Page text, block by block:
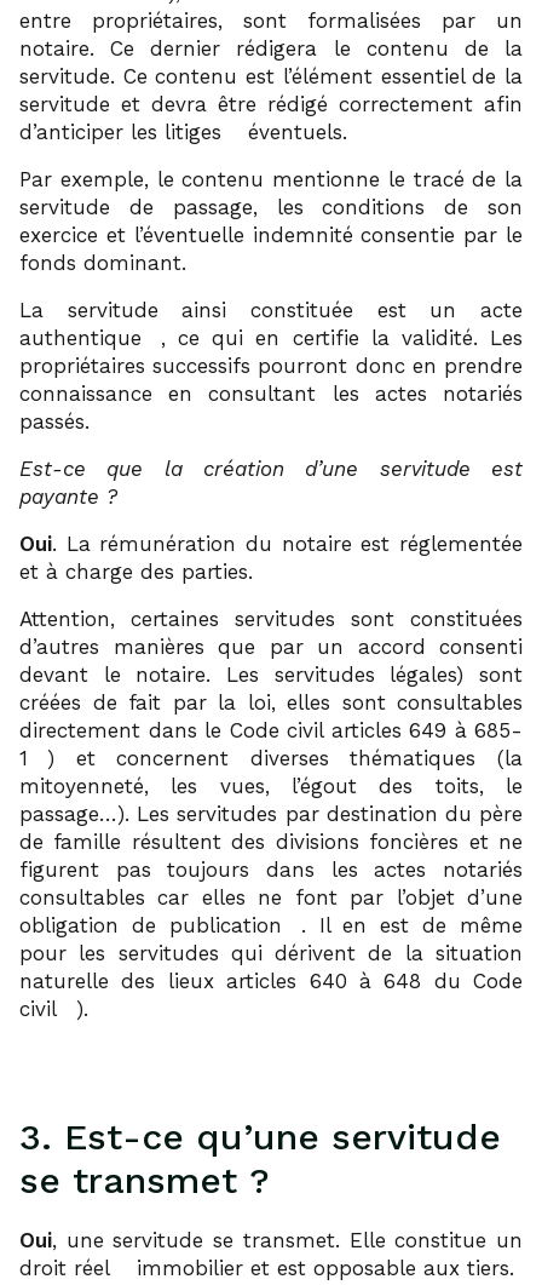
entre propriétaires, sont formalisées par un
notaire. Ce dernier rédigera le contenu de la
servitude. Ce contenu est l’élément essentiel de la
servitude et devra être rédigé correctement afin
d’anticiper les litiges
éventuels.
Par exemple, le contenu mentionne le tracé de la
servitude de passage, les conditions de son
exercice et l’éventuelle indemnité consentie par le
fonds dominant.
La servitude ainsi constituée est un acte
authentique
, ce qui en certifie la validité. Les
propriétaires successifs pourront donc en prendre
connaissance en consultant les actes notariés
passés.
Est-ce que la création d’une servitude est
payante ?
Oui. La rémunération du notaire est réglementée
et à charge des parties.
Attention, certaines servitudes sont constituées
d’autres manières que par un accord consenti
devant le notaire. Les servitudes légales) sont
créées de fait par la loi, elles sont consultables
directement dans le Code civil articles 649 à 685-
1
) et concernent diverses thématiques (la
mitoyenneté, les vues, l’égout des toits, le
passage…). Les servitudes par destination du père
de famille résultent des divisions foncières et ne
figurent pas toujours dans les actes notariés
consultables car elles ne font par l’objet d’une
obligation de publication
. Il en est de même
pour les servitudes qui dérivent de la situation
naturelle des lieux articles 640 à 648 du Code
civil
).
3. Est-ce qu’une servitude
se transmet ?
Oui, une servitude se transmet. Elle constitue un
droit réel
immobilier et est opposable aux tiers.